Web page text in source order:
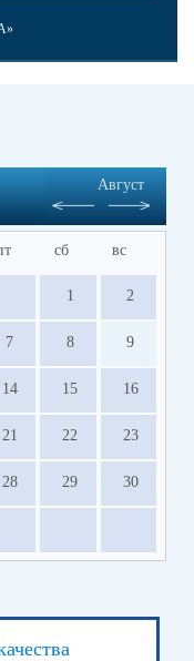
Август
сб вс
1 2
7 8 9
14 15 16
21 22 23
28 29 30